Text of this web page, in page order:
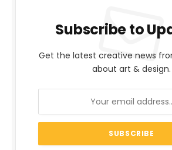
Subscribe to
Get the latest creative news
about art & design.